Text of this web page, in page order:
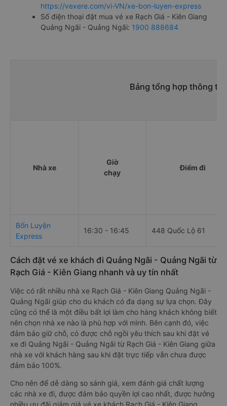
https://vexere.com/vi-VN/xe-bon-luyen-express
Số điện thoại đặt mua vé xe Rạch Giá - Kiên Giang
Quảng Ngãi - Quảng Ngãi: 1900 888684
Bảng tổng hợp thông tin
Nhà xe
Giờ
chạy
Điểm đi
Bốn Luyện
Express
16:30 - 16:45 448 Quốc Lộ 61
Cách đặt vé xe khách đi Quảng Ngãi - Quảng Ngãi từ
Rạch Giá - Kiên Giang nhanh và uy tín nhất
Việc có rất nhiều nhà xe Rạch Giá - Kiên Giang Quảng Ngãi -
Quảng Ngãi giúp cho du khách có đa dạng sự lựa chọn. Đây
cũng có thể là một điều bất lợi làm cho hàng khách không biết
nên chọn nhà xe nào là phù hợp với mình. Bên cạnh đó, việc
đảm bảo giữ chỗ, có được chỗ ngồi yêu thích sau khi đặt vé
xe đi Quảng Ngãi - Quảng Ngãi từ Rạch Giá - Kiên Giang giữa
nhà xe với khách hàng sau khi đặt trực tiếp vẫn chưa được
đảm bảo 100%.
Cho nên để dễ dàng so sánh giá, xem đánh giá chất lượng
các nhà xe đi, được đảm bảo quyền lợi cao nhất, được hưởng
nhiều ưu đãi giảm giá vé xe khách Rạch Giá - Kiên Giang